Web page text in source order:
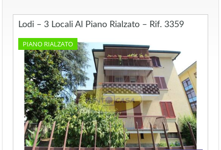
Lodi – 3 Locali Al Piano Rialzato – Rif. 3359
PIANO RIALZATO